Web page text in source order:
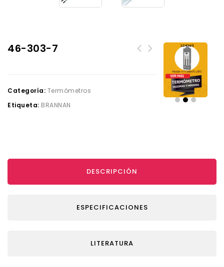
46-303-7
Categoría: Termómetros
Etiqueta: BRANNAN
DESCRIPCIÓN
ESPECIFICACIONES
LITERATURA